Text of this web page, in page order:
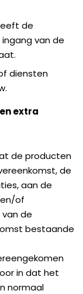
de
van de
diensten
extra
de producten
de
aan de
of
de
bestaande
in dat het
normaal